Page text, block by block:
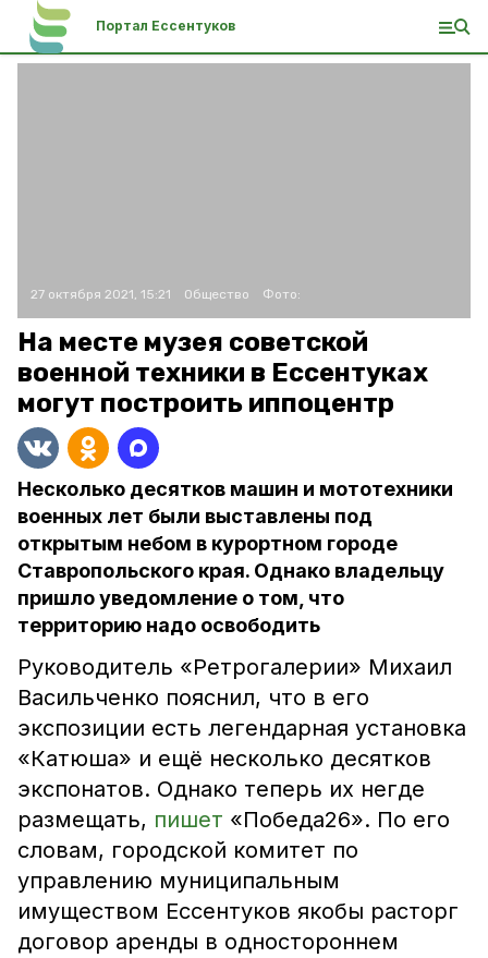
Портал Ессентуков
27 октября 2021, 15:21 Общество Фото:
На месте музея советской
военной техники в Ессентуках
могут построить иппоцентр
Несколько десятков машин и мототехники
военных лет были выставлены под
открытым небом в курортном городе
Ставропольского края. Однако владельцу
пришло уведомление о том, что
территорию надо освободить
Руководитель «Ретрогалерии» Михаил
Васильченко пояснил, что в его
экспозиции есть легендарная установка
«Катюша» и ещё несколько десятков
экспонатов. Однако теперь их негде
размещать, пишет «Победа26». По его
словам, городской комитет по
управлению муниципальным
имуществом Ессентуков якобы расторг
договор аренды в одностороннем